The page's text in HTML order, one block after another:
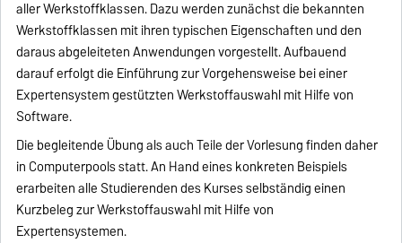
aller Werkstoffklassen. Dazu werden zunächst die bekannten
Werkstoffklassen mit ihren typischen Eigenschaften und den
daraus abgeleiteten Anwendungen vorgestellt. Aufbauend
darauf erfolgt die Einführung zur Vorgehensweise bei einer
Expertensystem gestützten Werkstoffauswahl mit Hilfe von
Software.
Die begleitende Übung als auch Teile der Vorlesung finden daher
in Computerpools statt. An Hand eines konkreten Beispiels
erarbeiten alle Studierenden des Kurses selbständig einen
Kurzbeleg zur Werkstoffauswahl mit Hilfe von
Expertensystemen.